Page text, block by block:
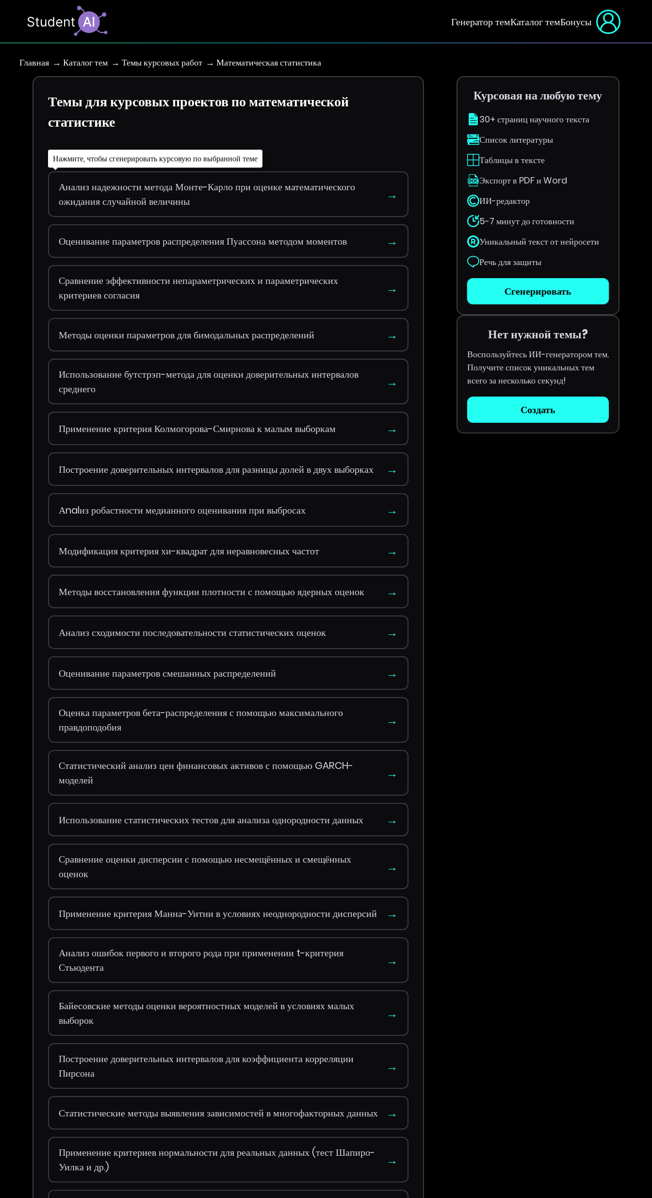
Генератор темКаталог темБонусы
Главная Каталог тем Темы курсовых работ Математическая статистика
Темы для курсовых проектов по математической
статистике
Нажмите, чтобы сгенерировать курсовую по выбранной теме
Анализ надежности метода Монте-Карло при оценке математического
ожидания случайной величины
→
Оценивание параметров распределения Пуассона методом моментов →
Сравнение эффективности непараметрических и параметрических
критериев согласия
→
Методы оценки параметров для бимодальных распределений →
Использование бутстрэп-метода для оценки доверительных интервалов
среднего
→
Применение критерия Колмогорова-Смирнова к малым выборкам →
Построение доверительных интервалов для разницы долей в двух выборках →
Аnalиз робастности медианного оценивания при выбросах →
Модификация критерия хи-квадрат для неравновесных частот →
Методы восстановления функции плотности с помощью ядерных оценок →
Анализ сходимости последовательности статистических оценок →
Оценивание параметров смешанных распределений →
Оценка параметров бета-распределения с помощью максимального
правдоподобия
→
Статистический анализ цен финансовых активов с помощью GARCH-
моделей
→
Использование статистических тестов для анализа однородности данных →
Сравнение оценки дисперсии с помощью несмещённых и смещённых
оценок
→
Применение критерия Манна-Уитни в условиях неоднородности дисперсий →
Анализ ошибок первого и второго рода при применении t-критерия
Стьюдента
→
Байесовские методы оценки вероятностных моделей в условиях малых
выборок
→
Построение доверительных интервалов для коэффициента корреляции
Пирсона
→
Статистические методы выявления зависимостей в многофакторных данных →
Применение критериев нормальности для реальных данных (тест Шапиро-
Уилка и др.)
→
Курсовая на любую тему
30+ страниц научного текста
Список литературы
Таблицы в тексте
Экспорт в PDF и Word
ИИ-редактор
5-7 минут до готовности
Уникальный текст от нейросети
Речь для защиты
Сгенерировать
Нет нужной темы?
Воспользуйтесь ИИ-генератором тем.
Получите список уникальных тем
всего за несколько секунд!
Создать